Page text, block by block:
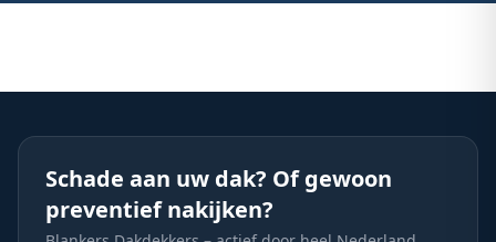
Schade aan uw dak? Of gewoon
preventief nakijken?